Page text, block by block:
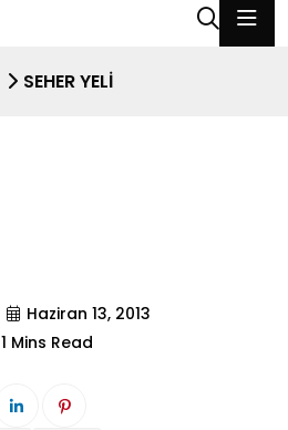
SEHER YELI
Haziran 13, 2013
1 Mins Read